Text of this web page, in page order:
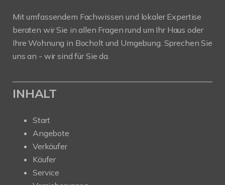
Mit umfassendem Fachwissen und lokaler Expertise
beraten wir Sie in allen Fragen rund um Ihr Haus oder
Ihre Wohnung in Bocholt und Umgebung. Sprechen Sie
uns an - wir sind für Sie da.
INHALT
Start
Angebote
Verkäufer
Käufer
Service